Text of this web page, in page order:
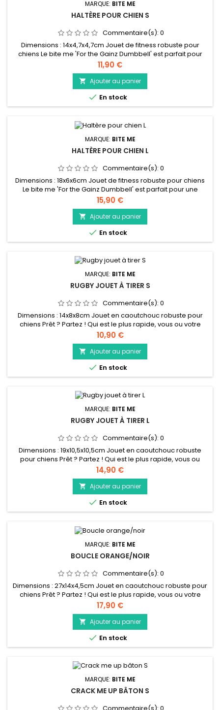
MARQUE: BITE ME
HALTÈRE POUR CHIEN S
Commentaire(s): 0
Dimensions : 14x4,7x4,7cm Jouet de fitness robuste pour
chiens Le bite me 'For the Gainz Dumbbell' est parfait pour
une journée de triche! Votre chien a l'air de faire du sport,
mais en réalité, vous pouvez cacher des snacks à l'intérieur
de ce kettlebell. Mais chut ! C'est un secret ! Le kettlebell est
en caoutchouc naturel, comporte une poignée en nylon...
Prix
11,90 €
 Ajouter au panier
 En stock
MARQUE: BITE ME
HALTÈRE POUR CHIEN L
Commentaire(s): 0
Dimensions : 18x6x6cm Jouet de fitness robuste pour chiens
Le bite me 'For the Gainz Dumbbell' est parfait pour une
journée de triche! Votre chien a l'air de faire du sport, mais
en réalité, vous pouvez cacher des snacks à l'intérieur de ce
kettlebell. Mais chut ! C'est un secret ! Le kettlebell est en
caoutchouc naturel, comporte une poignée en nylon et...
Prix
15,90 €
 Ajouter au panier
 En stock
MARQUE: BITE ME
RUGBY JOUET À TIRER S
Commentaire(s): 0
Dimensions : 14x8x8cm Jouet en caoutchouc robuste pour
chiens Prêt ? Partez ! Qui est le plus rapide, vous ou votre
chien ? Le bite me 'Crack me up Rugby' est un jouet à
rapporter aérodynamique qui convient parfaitement pour
faire courir votre chien sur de longues distances. Il est fait de
caoutchouc TPR robuste et est rempli de papier crépitant
pour un...
Prix
10,90 €
 Ajouter au panier
 En stock
MARQUE: BITE ME
RUGBY JOUET À TIRER L
Commentaire(s): 0
Dimensions : 19x10,5x10,5cm Jouet en caoutchouc robuste
pour chiens Prêt ? Partez ! Qui est le plus rapide, vous ou
votre chien ? Le bite me 'Crack me up Rugby' est un jouet à
rapporter aérodynamique qui convient parfaitement pour
faire courir votre chien sur de longues distances. Il est fait de
caoutchouc TPR robuste et est rempli de papier crépitant...
Prix
14,90 €
 Ajouter au panier
 En stock
MARQUE: BITE ME
BOUCLE ORANGE/NOIR
Commentaire(s): 0
Dimensions : 27x14x4,5cm Jouet en caoutchouc robuste pour
chiens Prêt ? Partez ! Qui est le plus rapide, vous ou votre
chien ? Le bite me 'Crack me up Loop' est un jouet à
rapporter et à tirer amusant, de forme circulaire et doté
d'une poignée robuste. Il est fait de caoutchouc TPR robuste
et est rempli de papier crépitant pour un plaisir de jeu
décuplé....
Prix
17,90 €
 Ajouter au panier
 En stock
MARQUE: BITE ME
CRACK ME UP BÂTON S